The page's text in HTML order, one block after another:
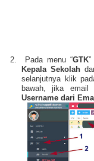
2. Pada menu “GTK
Kepala Sekolah
selanjutnya klik
bawah, jika
Username dari